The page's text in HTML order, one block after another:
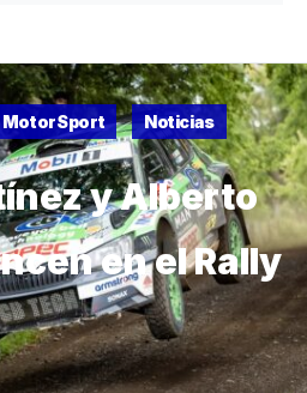
MotorSport Noticias
y Alberto
en el Rally